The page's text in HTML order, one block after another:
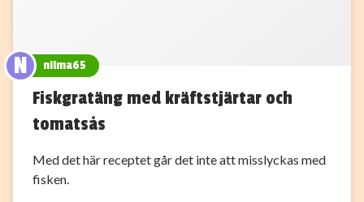
N nilma65
Fiskgratäng med kräftstjärtar och
tomatsås
Med det här receptet går det inte att misslyckas med
fisken.